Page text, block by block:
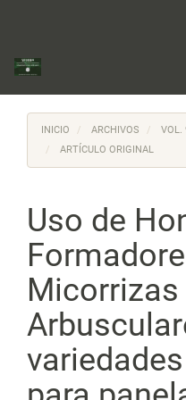
principal
Barra
lateral
INICIO ARCHIVOS
VOL.
ARTÍCULO ORIGINAL
Uso de
Micorrizas